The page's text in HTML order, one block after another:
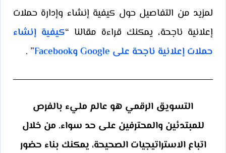
لمزيد من التفاصيل حول كيفية إنشاء وإدارة حملات
إعلانية ناجحة، يمكنك قراءة مقالنا “كيفية إنشاء
حملات إعلانية ناجحة على Google وFacebook
” .
التسويق الرقمي هو عالم مليء بالفرص
للمبتدئين والمحترفين على حد سواء. من خلال
اتباع الاستراتيجيات الصحيحة، يمكنك بناء حضور